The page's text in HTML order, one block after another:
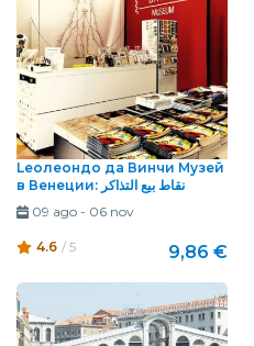
Leолеондо да Винчи Музей
в Венеции: نقاط بيع التذاكر
09 ago- 06 nov
4.6 / 5 9,86 €